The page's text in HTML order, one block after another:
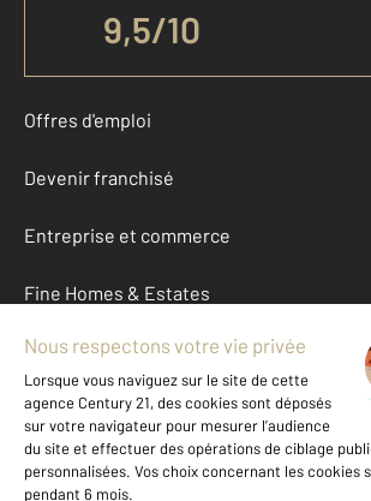
9,5/10
Offres d'emploi
Devenir franchisé
Entreprise et commerce
Fine Homes & Estates
À propos
International
Nous contacter